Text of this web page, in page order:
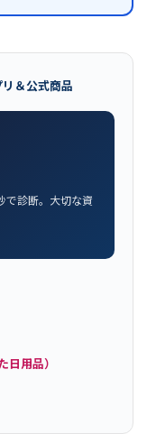
＆公式商品
で診断。大切な資
用品）